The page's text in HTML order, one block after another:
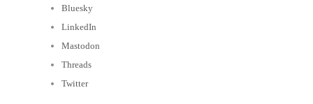
Bluesky
LinkedIn
Mastodon
Threads
Twitter